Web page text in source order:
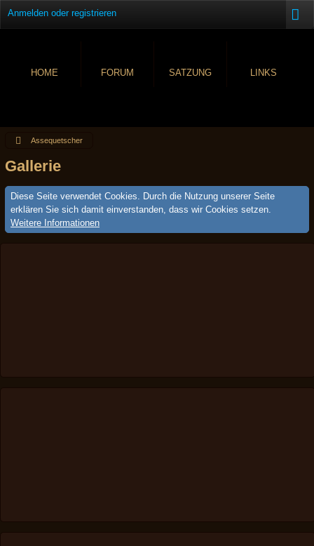
Anmelden oder registrieren
HOME FORUM SATZUNG LINKS
Assequetscher
Gallerie
Diese Seite verwendet Cookies. Durch die Nutzung unserer Seite
erklären Sie sich damit einverstanden, dass wir Cookies setzen.
Weitere Informationen